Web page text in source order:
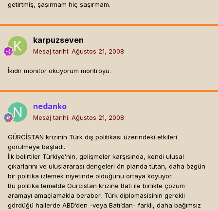
getirtmiş, şaşırmam hiç şaşırmam.
karpuzseven
Mesaj tarihi: Ağustos 21, 2008
İkidir mönitör okuyorum montröyü.
nedanko
Mesaj tarihi: Ağustos 21, 2008
GÜRCİSTAN krizinin Türk dış politikası üzerindeki etkileri
görülmeye başladı.
İlk belirtiler Türkiye’nin, gelişmeler karşısında, kendi ulusal
çıkarlarını ve uluslararası dengeleri ön planda tutan, daha özgün
bir politika izlemek niyetinde olduğunu ortaya koyuyor.
Bu politika temelde Gürcistan krizine Batı ile birlikte çözüm
aramayı amaçlamakla beraber, Türk diplomasisinin gerekli
gördüğü hallerde ABD’den -veya Batı’dan- farklı, daha bağımsız